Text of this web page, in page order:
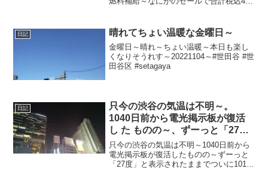
#チキン #十六茶
日記 晴れてちょい温暖な金曜日～
金曜日～晴れ～ちょい温暖～本日も楽し
くなりそうれす～20221104～#世田谷 #世
田谷区 #setagaya
日記
只今の渋谷の気温は不明～。
1040日前から電光掲示板が復活
し た ものの～、ずーっと「27
度」と表示されたままで、ついに
1012日 前か ら電源オフ状態
只今の渋谷の気温は不明～1040日前から
電光掲示板が復活したものの～ずーっと
「27度」と表示されたままでついに1012